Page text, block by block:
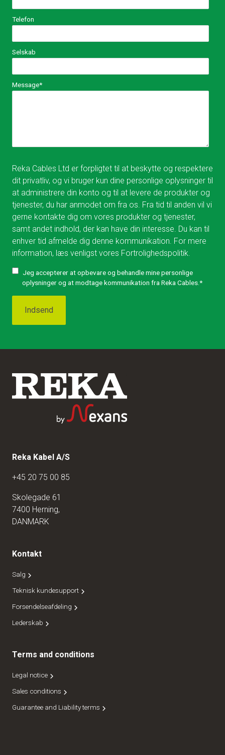
Telefon
Selskab
Message*
Reka Cables Ltd er forpligtet til at beskytte og respektere
dit privatliv, og vi bruger kun dine personlige oplysninger til
at administrere din konto og til at levere de produkter og
tjenester, du har anmodet om fra os. Fra tid til anden vil vi
gerne kontakte dig om vores produkter og tjenester,
samt andet indhold, der kan have din interesse. Du kan til
enhver tid afmelde dig denne kommunikation. For mere
information, læs venligst vores Fortrolighedspolitik.
Jeg accepterer at opbevare og behandle mine personlige
oplysninger og at modtage kommunikation fra Reka Cables.*
Reka Kabel A/S
+45 20 75 00 85
Skolegade 61
7400 Herning,
DANMARK
Kontakt
Salg
Teknisk kundesupport
Forsendelseafdeling
Lederskab
Terms and conditions
Legal notice
Sales conditions
Guarantee and Liability terms